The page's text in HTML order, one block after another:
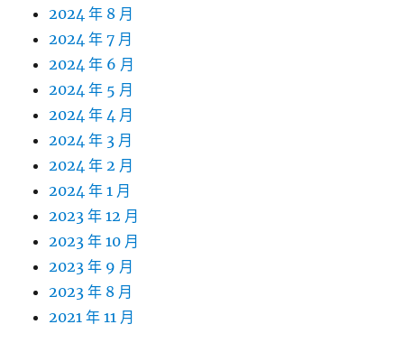
2024 年 8 月
2024 年 7 月
2024 年 6 月
2024 年 5 月
2024 年 4 月
2024 年 3 月
2024 年 2 月
2024 年 1 月
2023 年 12 月
2023 年 10 月
2023 年 9 月
2023 年 8 月
2021 年 11 月